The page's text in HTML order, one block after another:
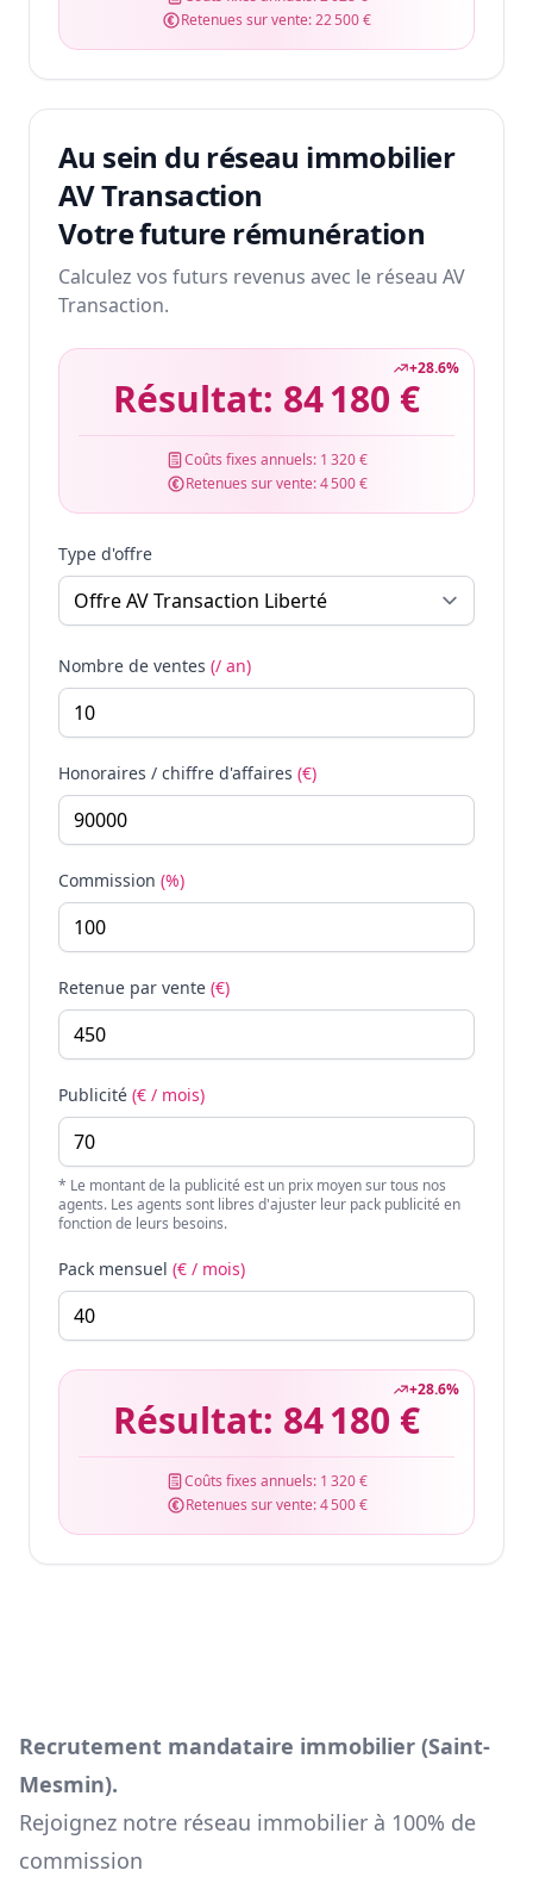
Retenues sur vente:22 500 €
Au sein du réseau immobilier
AV Transaction
Votre future rémunération
Calculez vos futurs revenus avec le réseau AV
Transaction.
+28.6%
Résultat: 84 180 €
Coûts fixes annuels: 1 320 €
Retenues sur vente:4 500 €
Type d'offre
Nombre de ventes (/ an)
Honoraires / chiffre d'affaires (€)
Commission (%)
Retenue par vente (€)
Publicité (€ / mois)
* Le montant de la publicité est un prix moyen sur tous nos
agents. Les agents sont libres d'ajuster leur pack publicité en
fonction de leurs besoins.
Pack mensuel (€ / mois)
+28.6%
Résultat: 84 180 €
Coûts fixes annuels: 1 320 €
Retenues sur vente:4 500 €
Recrutement mandataire immobilier (Saint-
Mesmin).
Rejoignez notre réseau immobilier à 100% de
commission